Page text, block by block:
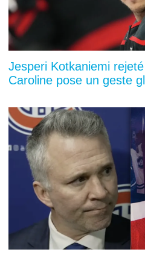
Jesperi Kotkaniemi
Caroline pose un geste